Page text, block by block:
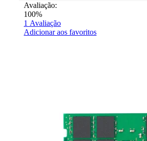
Avaliação:
100%
1 Avaliação
Adicionar aos favoritos